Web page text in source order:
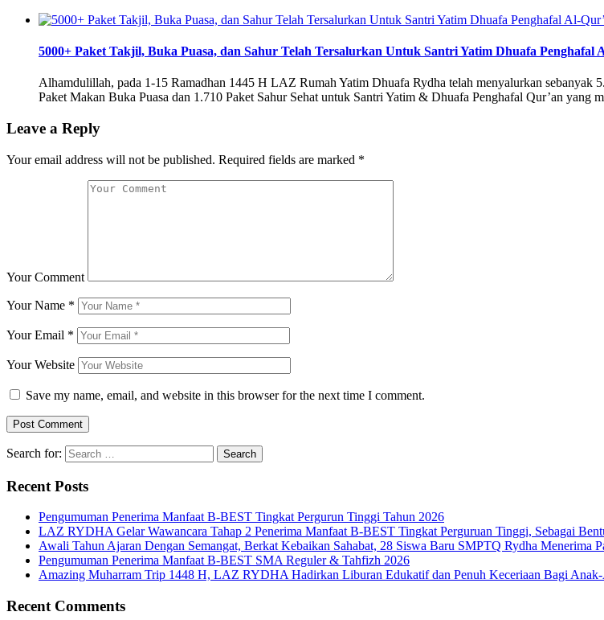
5000+ Paket Takjil, Buka Puasa, dan Sahur Telah Tersalurkan Untuk Santri Yatim Dhuafa Penghafal
Alhamdulillah, pada 1-15 Ramadhan 1445 H LAZ Rumah Yatim Dhuafa Rydha telah menyalurkan sebanyak
Paket Makan Buka Puasa dan 1.710 Paket Sahur Sehat untuk Santri Yatim & Dhuafa Penghafal Qur’an
Leave a Reply
Your email address will not be published. Required fields are marked *
Your Comment
Your Name *
Your Email *
Your Website
Save my name, email, and website in this browser for the next time I comment.
Search for:
Recent Posts
Pengumuman Penerima Manfaat B-BEST Tingkat Pergurun Tinggi Tahun 2026
LAZ RYDHA Gelar Wawancara Tahap 2 Penerima Manfaat B-BEST Tingkat Perguruan Tinggi, Sebagai
Awali Tahun Ajaran Dengan Semangat, Berkat Kebaikan Sahabat, 28 Siswa Baru SMPTQ Rydha Menerima
Pengumuman Penerima Manfaat B-BEST SMA Reguler & Tahfizh 2026
Amazing Muharram Trip 1448 H, LAZ RYDHA Hadirkan Liburan Edukatif dan Penuh Keceriaan Bagi
Recent Comments